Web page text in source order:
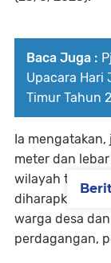
Baca Juga :
Upacara Hari
Timur Tahun
Ia
meter dan
wilayah
diharapkan
warga desa
perdagangan,